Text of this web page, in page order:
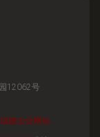
12062号
福建企业网站